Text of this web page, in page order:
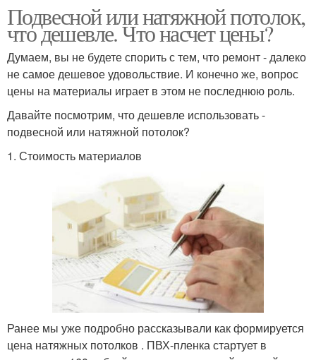
Подвесной или натяжной потолок,
что дешевле. Что насчет цены?
Думаем, вы не будете спорить с тем, что ремонт - далеко
не самое дешевое удовольствие. И конечно же, вопрос
цены на материалы играет в этом не последнюю роль.
Давайте посмотрим, что дешевле использовать -
подвесной или натяжной потолок?
1. Стоимость материалов
Ранее мы уже подробно рассказывали как формируется
цена натяжных потолков . ПВХ-пленка стартует в